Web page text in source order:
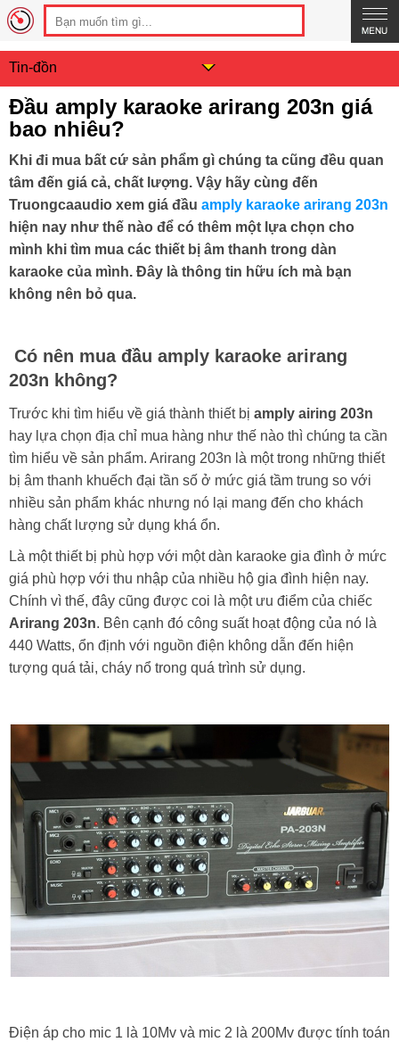
Tin-đồn
Đầu amply karaoke arirang 203n giá
bao nhiêu?
Khi đi mua bất cứ sản phẩm gì chúng ta cũng đều quan
tâm đến giá cả, chất lượng. Vậy hãy cùng đến
Truongcaaudio xem giá đầu amply karaoke arirang 203n
hiện nay như thế nào để có thêm một lựa chọn cho
mình khi tìm mua các thiết bị âm thanh trong dàn
karaoke của mình. Đây là thông tin hữu ích mà bạn
không nên bỏ qua.
Có nên mua đầu amply karaoke arirang
203n không?
Trước khi tìm hiểu về giá thành thiết bị amply airing 203n
hay lựa chọn địa chỉ mua hàng như thế nào thì chúng ta cần
tìm hiểu về sản phẩm. Arirang 203n là một trong những thiết
bị âm thanh khuếch đại tần số ở mức giá tầm trung so với
nhiều sản phẩm khác nhưng nó lại mang đến cho khách
hàng chất lượng sử dụng khá ổn.
Là một thiết bị phù hợp với một dàn karaoke gia đình ở mức
giá phù hợp với thu nhập của nhiều hộ gia đình hiện nay.
Chính vì thế, đây cũng được coi là một ưu điểm của chiếc
Arirang 203n. Bên cạnh đó công suất hoạt động của nó là
440 Watts, ổn định với nguồn điện không dẫn đến hiện
tượng quá tải, cháy nổ trong quá trình sử dụng.
Điện áp cho mic 1 là 10Mv và mic 2 là 200Mv được tính toán